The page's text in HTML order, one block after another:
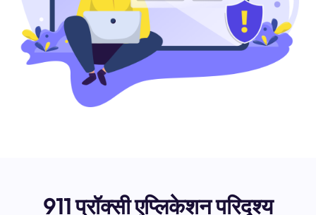
911 प्रॉक्सी एप्लिकेशन परिदृश्य